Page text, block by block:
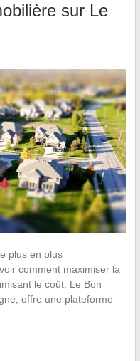
sur Le
plus en plus
comment maximiser la
le coût. Le Bon
offre une plateforme